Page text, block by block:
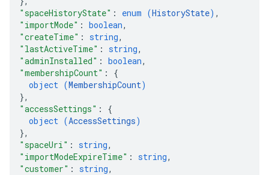
"spaceHistoryState" : enum (HistoryState) ,
"importMode" : boolean,
"createTime" : string,
"lastActiveTime" : string,
"adminInstalled" : boolean,
"membershipCount" : {
object (MembershipCount)
},
"accessSettings" : {
object (AccessSettings)
},
"spaceUri" : string,
"importModeExpireTime" : string,
"customer" : string,